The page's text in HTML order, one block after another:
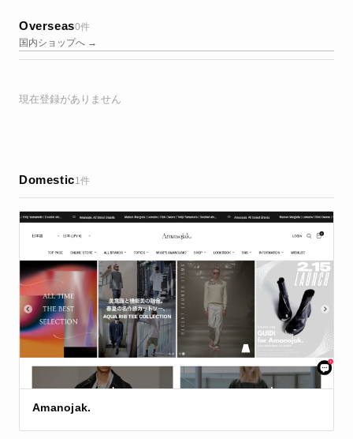
Overseas0件
国内ショップへ →
現在登録がありません
Domestic1件
Amanojak.